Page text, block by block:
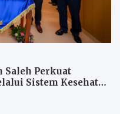
Saleh Perkuat
Sistem Kesehatan